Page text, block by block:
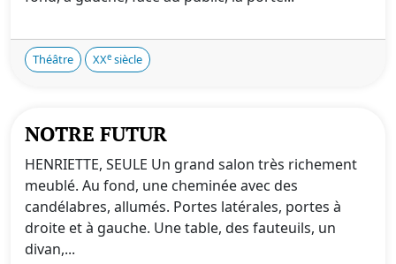
Théâtre XXe siècle
NOTRE FUTUR
HENRIETTE, SEULE Un grand salon très richement
meublé. Au fond, une cheminée avec des
candélabres, allumés. Portes latérales, portes à
droite et à gauche. Une table, des fauteuils, un
divan,...